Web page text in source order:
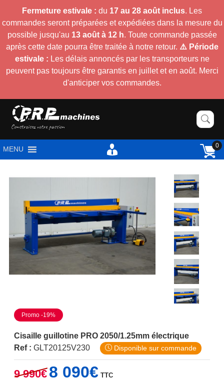
Fermeture estivale : du 17 au 28 août inclus. Les
commandes seront préparées et expédiées dans la mesure du
possible jusqu'au 13 août à 12 h. Toute commande passée
après cette date pourra être traitée à notre retour. ⚠️ Période
estivale : Les délais annoncés par les transporteurs ne
peuvent pas toujours être garantis en juillet et en août. Merci
d'anticiper vos commandes.
MENU 0
Promo -19%
Cisaille guillotine PRO 2050/1.25mm électrique
Ref : GLT20125V230 Disponible sur commande
9 990€
Le
prix
8 090€prix
TTC